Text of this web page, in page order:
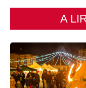
A